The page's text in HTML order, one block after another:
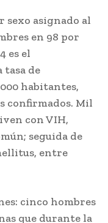
sexo asignado al
en 98 por
es el
tasa de
habitantes,
confirmados. Mil
con VIH,
seguida de
entre
cinco hombres
que durante la